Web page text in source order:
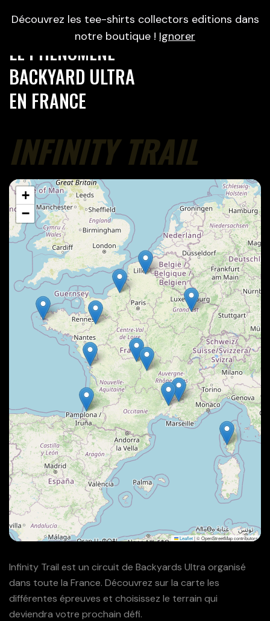
Découvrez les tee-shirts collectors editions dans
notre boutique ! Ignorer
LE PHÉNOMÈNE
BACKYARD ULTRA
EN FRANCE
INFINITY TRAIL
+
−
Leaflet|© OpenStreetMap contributors
Infinity Trail est un circuit de Backyards Ultra organisé
dans toute la France. Découvrez sur la carte les
différentes épreuves et choisissez le terrain qui
deviendra votre prochain défi.